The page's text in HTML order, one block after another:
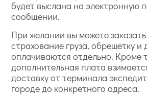
будет выслана на электронную
сообщении.
При желании вы можете заказать
страхование груза, обрешетку и
оплачиваются отдельно. Кроме
дополнительная плата
доставку от терминала
городе до конкретного адреса.